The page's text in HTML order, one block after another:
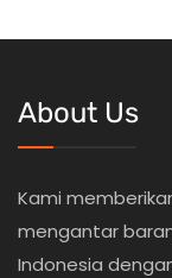
About Us
Kami
mengantar
Indonesia